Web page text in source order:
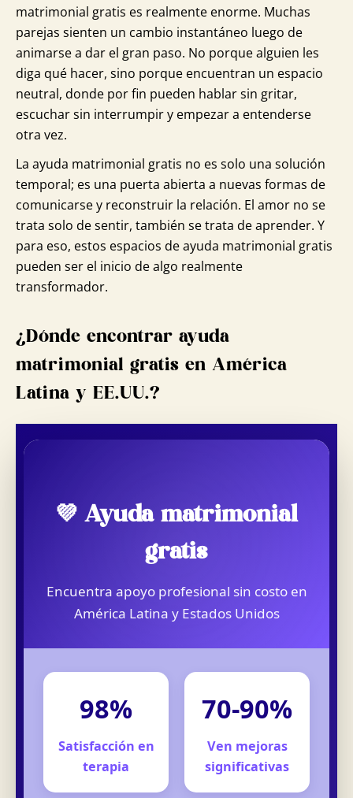
matrimonial gratis es realmente enorme. Muchas
parejas sienten un cambio instantáneo luego de
animarse a dar el gran paso. No porque alguien les
diga qué hacer, sino porque encuentran un espacio
neutral, donde por fin pueden hablar sin gritar,
escuchar sin interrumpir y empezar a entenderse
otra vez.
La ayuda matrimonial gratis no es solo una solución
temporal; es una puerta abierta a nuevas formas de
comunicarse y reconstruir la relación. El amor no se
trata solo de sentir, también se trata de aprender. Y
para eso, estos espacios de ayuda matrimonial gratis
pueden ser el inicio de algo realmente
transformador.
¿Dónde encontrar ayuda
matrimonial gratis en América
Latina y EE.UU.?
💜 Ayuda matrimonial
gratis
Encuentra apoyo profesional sin costo en
América Latina y Estados Unidos
98%
Satisfacción en
terapia
70-90%
Ven mejoras
significativas